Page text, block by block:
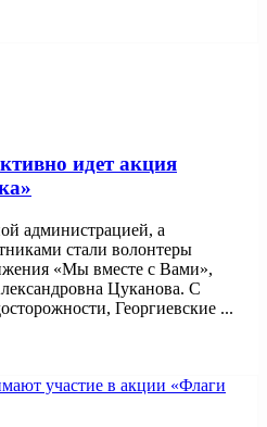
идет акция
администрацией, а
стали волонтеры
«Мы вместе с Вами»,
Цуканова. С
Георгиевские ...